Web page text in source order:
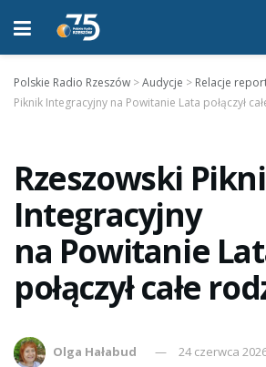
Polskie Radio Rzeszów >Audycje > Relacje
Piknik Integracyjny na Powitanie Lata połączył
Rzeszowski
Integracyjny
na Powitanie
połączył całe
Olga Hałabud
24 czerwca